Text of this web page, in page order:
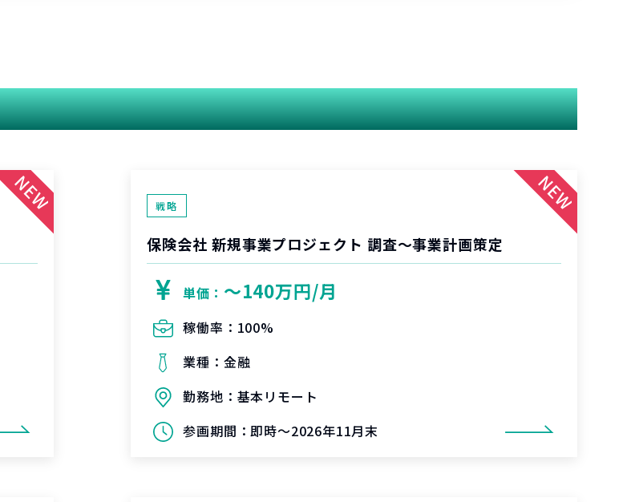
関連する案件
戦略
保険会社 新規事業プロジェクト 調査〜事業計画策定
単価： 〜140万円/月
稼働率： 100%
業種： 金融
勤務地： 基本リモート
参画期間：即時～2026年11月末